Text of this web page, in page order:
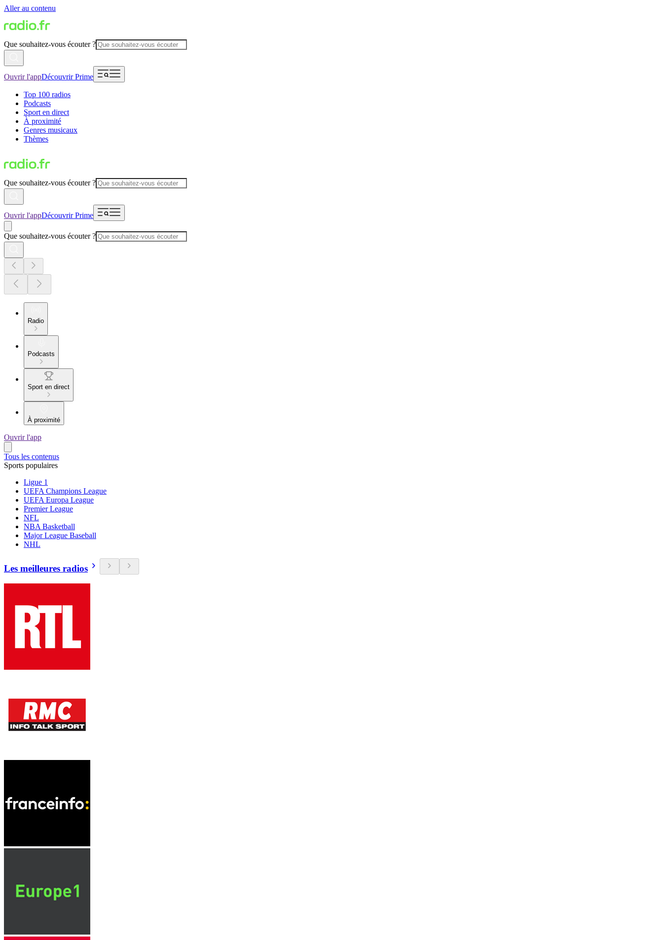
Aller au contenu
Que souhaitez-vous écouter ?
Ouvrir l'appDécouvrir Prime
Top 100 radios
Podcasts
Sport en direct
À proximité
Genres musicaux
Thèmes
Que souhaitez-vous écouter ?
Ouvrir l'appDécouvrir Prime
Que souhaitez-vous écouter ?
Radio
Podcasts
Sport en direct
À proximité
Ouvrir l'app
Tous les contenus
Sports populaires
Ligue 1
UEFA Champions League
UEFA Europa League
Premier League
NFL
NBA Basketball
Major League Baseball
NHL
Les meilleures radios